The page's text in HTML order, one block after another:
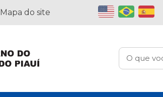
Mapa do site